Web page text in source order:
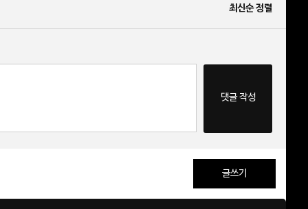
최신순 정렬
댓글 작성
글쓰기